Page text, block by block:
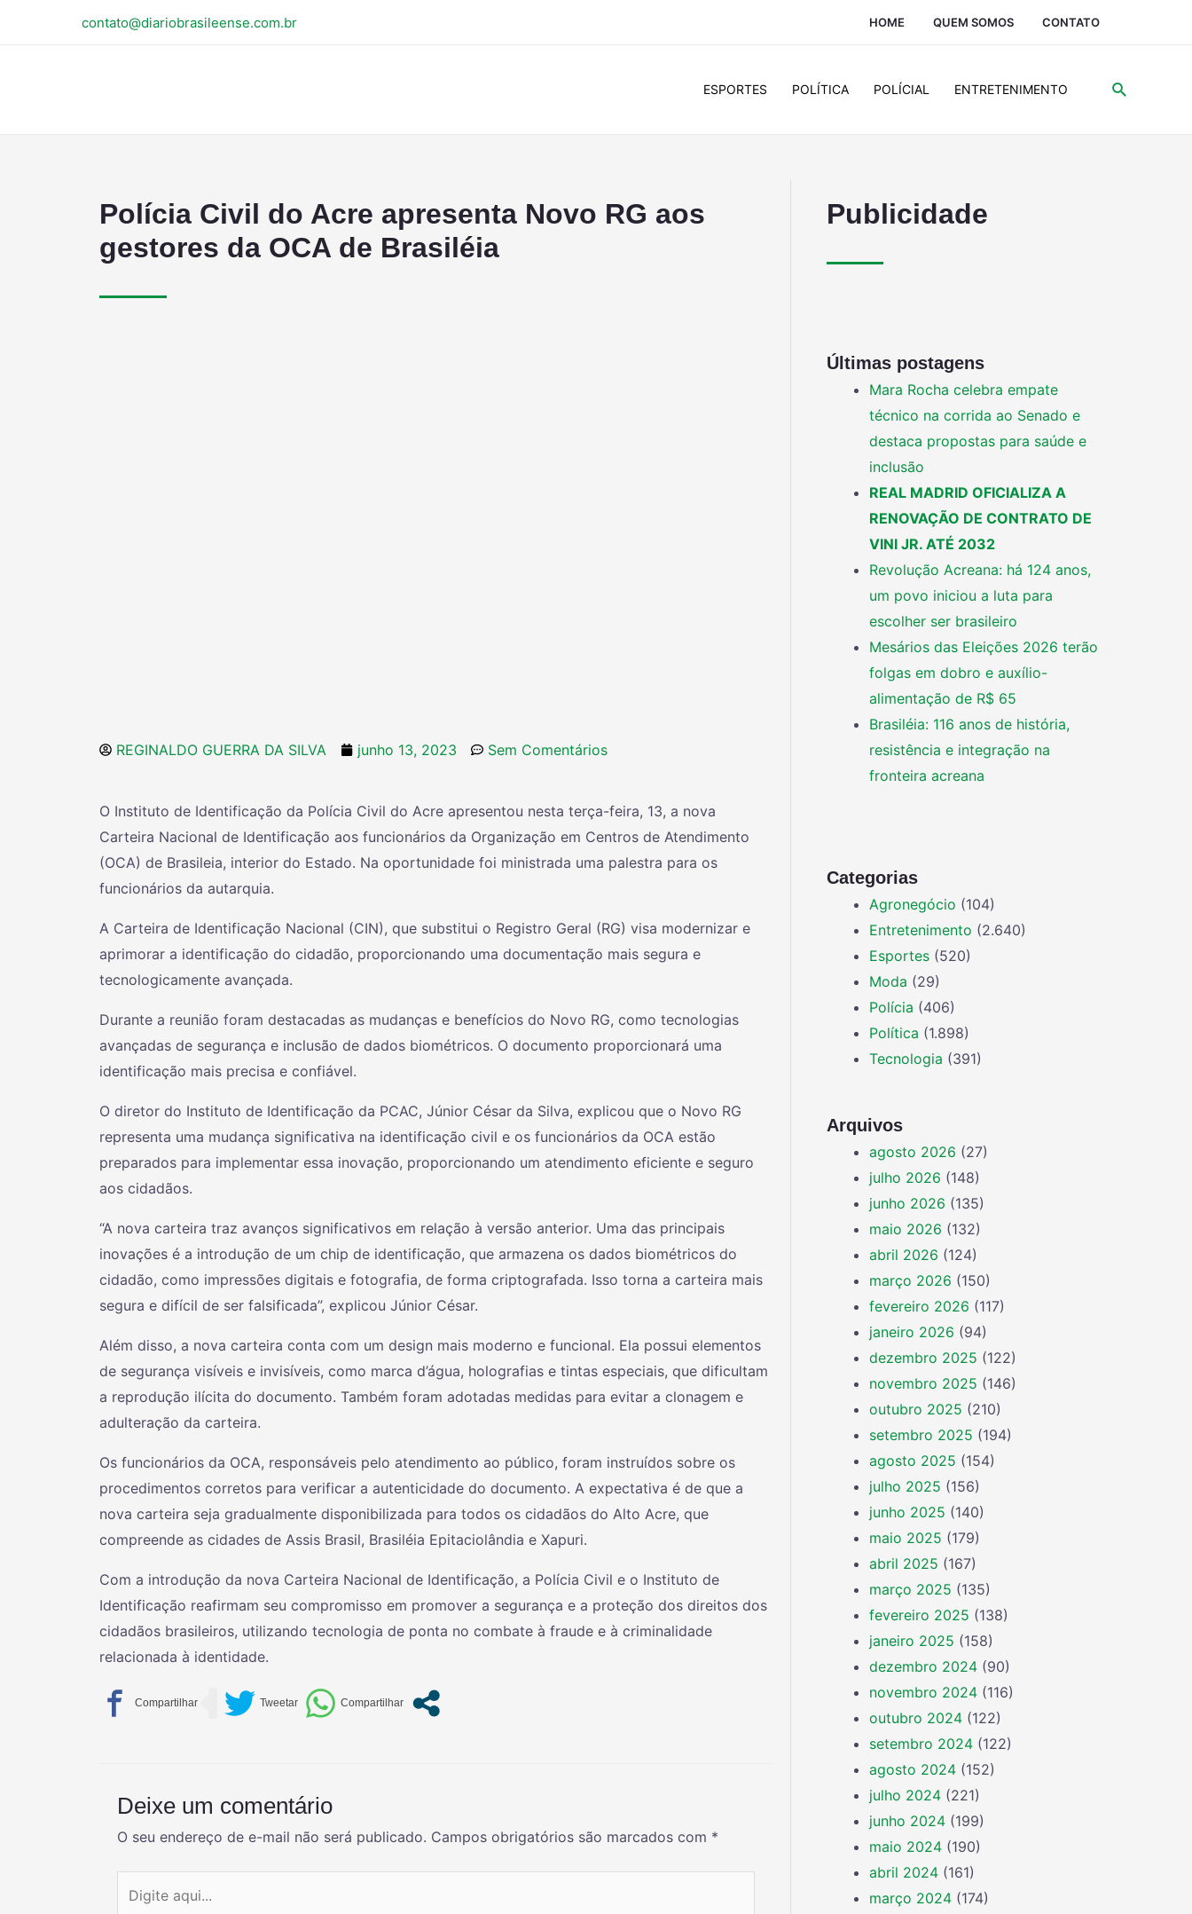
contato@diariobrasileense.com.br HOME QUEM SOMOS CONTATO
ESPORTES POLÍTICA POLÍCIAL ENTRETENIMENTO
Polícia Civil do Acre apresenta Novo RG aos
gestores da OCA de Brasiléia
REGINALDO GUERRA DA SILVA junho 13, 2023 Sem Comentários
O Instituto de Identificação da Polícia Civil do Acre apresentou nesta terça-feira, 13, a nova
Carteira Nacional de Identificação aos funcionários da Organização em Centros de Atendimento
(OCA) de Brasileia, interior do Estado. Na oportunidade foi ministrada uma palestra para os
funcionários da autarquia.
A Carteira de Identificação Nacional (CIN), que substitui o Registro Geral (RG) visa modernizar e
aprimorar a identificação do cidadão, proporcionando uma documentação mais segura e
tecnologicamente avançada.
Durante a reunião foram destacadas as mudanças e benefícios do Novo RG, como tecnologias
avançadas de segurança e inclusão de dados biométricos. O documento proporcionará uma
identificação mais precisa e confiável.
O diretor do Instituto de Identificação da PCAC, Júnior César da Silva, explicou que o Novo RG
representa uma mudança significativa na identificação civil e os funcionários da OCA estão
preparados para implementar essa inovação, proporcionando um atendimento eficiente e seguro
aos cidadãos.
“A nova carteira traz avanços significativos em relação à versão anterior. Uma das principais
inovações é a introdução de um chip de identificação, que armazena os dados biométricos do
cidadão, como impressões digitais e fotografia, de forma criptografada. Isso torna a carteira mais
segura e difícil de ser falsificada”, explicou Júnior César.
Além disso, a nova carteira conta com um design mais moderno e funcional. Ela possui elementos
de segurança visíveis e invisíveis, como marca d’água, holografias e tintas especiais, que dificultam
a reprodução ilícita do documento. Também foram adotadas medidas para evitar a clonagem e
adulteração da carteira.
Os funcionários da OCA, responsáveis pelo atendimento ao público, foram instruídos sobre os
procedimentos corretos para verificar a autenticidade do documento. A expectativa é de que a
nova carteira seja gradualmente disponibilizada para todos os cidadãos do Alto Acre, que
compreende as cidades de Assis Brasil, Brasiléia Epitaciolândia e Xapuri.
Com a introdução da nova Carteira Nacional de Identificação, a Polícia Civil e o Instituto de
Identificação reafirmam seu compromisso em promover a segurança e a proteção dos direitos dos
cidadãos brasileiros, utilizando tecnologia de ponta no combate à fraude e à criminalidade
relacionada à identidade.
Deixe um comentário
O seu endereço de e-mail não será publicado. Campos obrigatórios são marcados com *
Publicidade
Últimas postagens
Mara Rocha celebra empate
técnico na corrida ao Senado e
destaca propostas para saúde e
inclusão
REAL MADRID OFICIALIZA A
RENOVAÇÃO DE CONTRATO DE
VINI JR. ATÉ 2032
Revolução Acreana: há 124 anos,
um povo iniciou a luta para
escolher ser brasileiro
Mesários das Eleições 2026 terão
folgas em dobro e auxílio-
alimentação de R$ 65
Brasiléia: 116 anos de história,
resistência e integração na
fronteira acreana
Categorias
Agronegócio (104)
Entretenimento (2.640)
Esportes (520)
Moda (29)
Polícia (406)
Política (1.898)
Tecnologia (391)
Arquivos
agosto 2026 (27)
julho 2026 (148)
junho 2026 (135)
maio 2026 (132)
abril 2026 (124)
março 2026 (150)
fevereiro 2026 (117)
janeiro 2026 (94)
dezembro 2025 (122)
novembro 2025 (146)
outubro 2025 (210)
setembro 2025 (194)
agosto 2025 (154)
julho 2025 (156)
junho 2025 (140)
maio 2025 (179)
abril 2025 (167)
março 2025 (135)
fevereiro 2025 (138)
janeiro 2025 (158)
dezembro 2024 (90)
novembro 2024 (116)
outubro 2024 (122)
setembro 2024 (122)
agosto 2024 (152)
julho 2024 (221)
junho 2024 (199)
maio 2024 (190)
abril 2024 (161)
março 2024 (174)